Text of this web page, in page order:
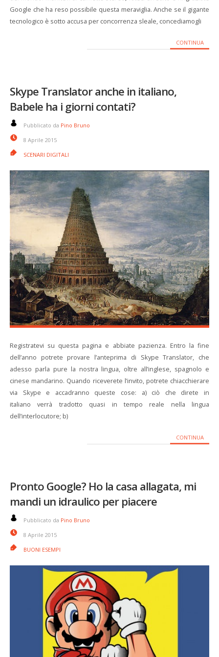
Google che ha reso possibile questa meraviglia. Anche se il gigante
tecnologico è sotto accusa per concorrenza sleale, concediamogli
CONTINUA
Skype Translator anche in italiano,
Babele ha i giorni contati?
Pubblicato da Pino Bruno
8 Aprile 2015
SCENARI DIGITALI
Registratevi su questa pagina e abbiate pazienza. Entro la fine
dell’anno potrete provare l’anteprima di Skype Translator, che
adesso parla pure la nostra lingua, oltre all’inglese, spagnolo e
cinese mandarino. Quando riceverete l’invito, potrete chiacchierare
via Skype e accadranno queste cose: a) ciò che direte in
italiano verrà tradotto quasi in tempo reale nella lingua
dell’interlocutore; b)
CONTINUA
Pronto Google? Ho la casa allagata, mi
mandi un idraulico per piacere
Pubblicato da Pino Bruno
8 Aprile 2015
BUONI ESEMPI